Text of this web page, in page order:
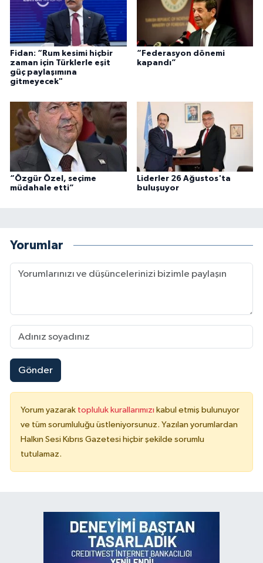
Fidan: “Rum kesimi hiçbir
zaman için Türklerle eşit
güç paylaşımına
gitmeyecek"
“Federasyon dönemi
kapandı”
“Özgür Özel, seçime
müdahale etti”
Liderler 26 Ağustos'ta
buluşuyor
Yorumlar
Gönder
Yorum yazarak topluluk kurallarımızı kabul etmiş bulunuyor
ve tüm sorumluluğu üstleniyorsunuz. Yazılan yorumlardan
Halkın Sesi Kıbrıs Gazetesi hiçbir şekilde sorumlu
tutulamaz.